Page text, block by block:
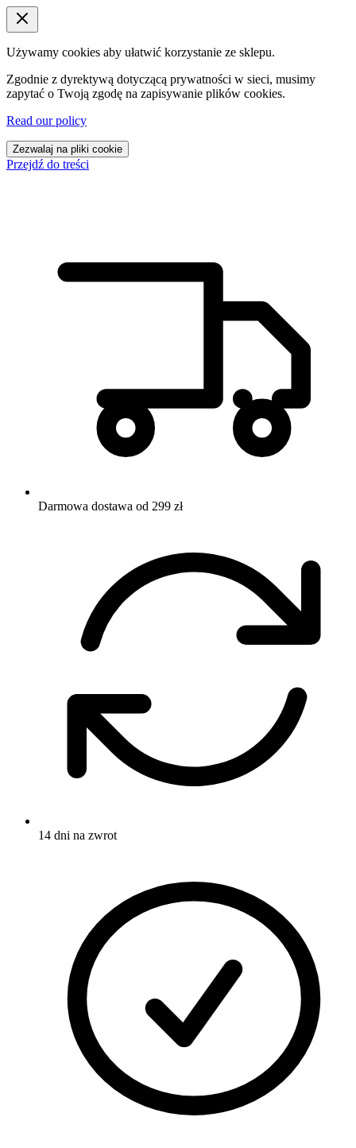
Używamy cookies aby ułatwić korzystanie ze sklepu.
Zgodnie z dyrektywą dotyczącą prywatności w sieci, musimy
zapytać o Twoją zgodę na zapisywanie plików cookies.
Read our policy
Zezwalaj na pliki cookie
Przejdź do treści
Darmowa dostawa od 299 zł
14 dni na zwrot